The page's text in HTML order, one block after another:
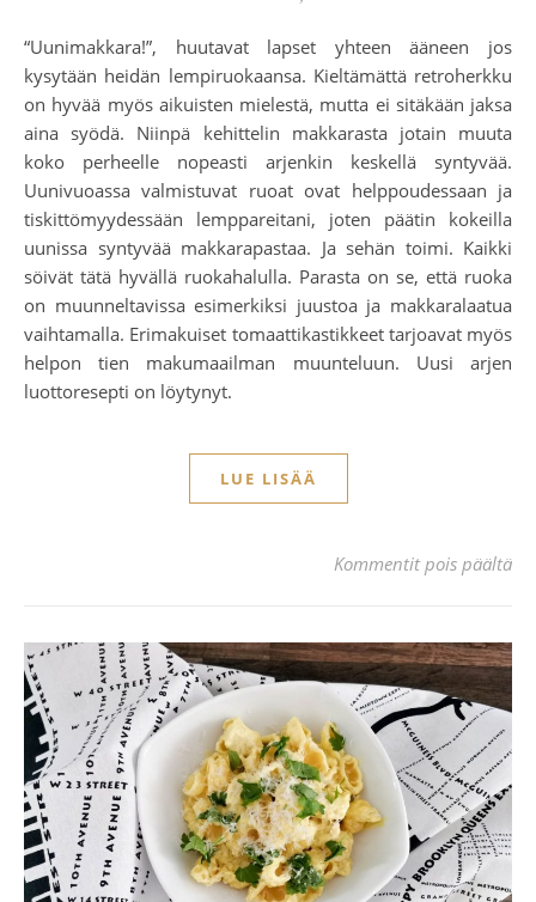
“Uunimakkara!”, huutavat lapset yhteen ääneen jos
kysytään heidän lempiruokaansa. Kieltämättä retroherkku
on hyvää myös aikuisten mielestä, mutta ei sitäkään jaksa
aina syödä. Niinpä kehittelin makkarasta jotain muuta
koko perheelle nopeasti arjenkin keskellä syntyvää.
Uunivuoassa valmistuvat ruoat ovat helppoudessaan ja
tiskittömyydessään lemppareitani, joten päätin kokeilla
uunissa syntyvää makkarapastaa. Ja sehän toimi. Kaikki
söivät tätä hyvällä ruokahalulla. Parasta on se, että ruoka
on muunneltavissa esimerkiksi juustoa ja makkaralaatua
vaihtamalla. Erimakuiset tomaattikastikkeet tarjoavat myös
helpon tien makumaailman muunteluun. Uusi arjen
luottoresepti on löytynyt.
LUE LISÄÄ
Kommentit pois päältä